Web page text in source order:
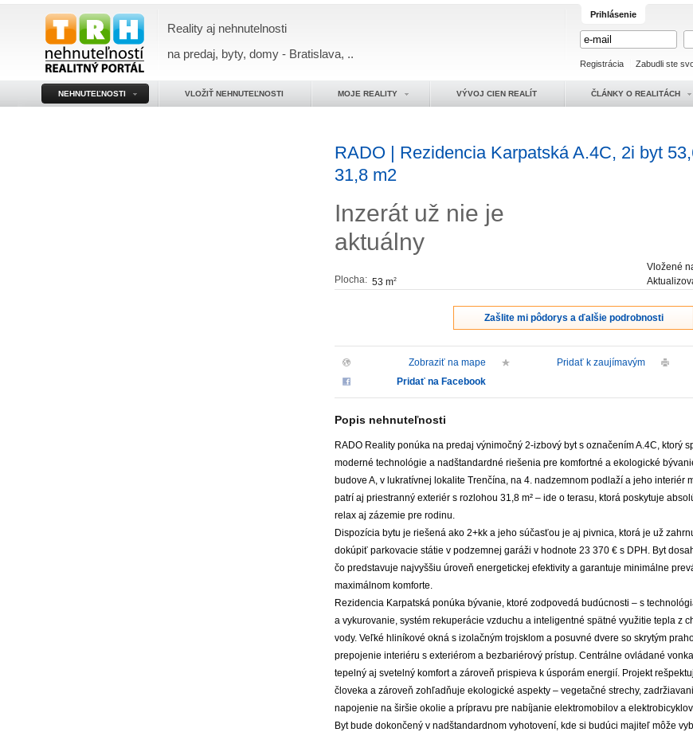
Reality aj nehnutelnosti
na predaj, byty, domy - Bratislava, ..
Prihlásenie
Registrácia Zabudli ste
NEHNUTEĽNOSTI VLOŽIŤ NEHNUTEĽNOSTI MOJE REALITY VÝVOJ CIEN REALÍT ČLÁNKY O REALITÁCH
RADO | Rezidencia Karpatská A.4C, 2i byt
31,8 m2
Inzerát už nie je
aktuálny
Plocha: 53 m2
Vložené
Zašlite mi pôdorys a ďalšie podrobnosti
Zobraziť na mape Pridať k zaujímavým
Pridať na Facebook
Popis nehnuteľnosti
RADO Reality ponúka na predaj výnimočný 2-izbový byt s označením A.4C, ktorý
moderné technológie a nadštandardné riešenia pre komfortné a ekologické
budove A, v lukratívnej lokalite Trenčína, na 4. nadzemnom podlaží a jeho interiér
patrí aj priestranný exteriér s rozlohou 31,8 m² – ide o terasu, ktorá poskytuje
relax aj zázemie pre rodinu.
Dispozícia bytu je riešená ako 2+kk a jeho súčasťou je aj pivnica, ktorá je už
dokúpiť parkovacie státie v podzemnej garáži v hodnote 23 370 € s DPH. Byt
čo predstavuje najvyššiu úroveň energetickej efektivity a garantuje minimálne
maximálnom komforte.
Rezidencia Karpatská ponúka bývanie, ktoré zodpovedá budúcnosti – s
a vykurovanie, systém rekuperácie vzduchu a inteligentné spätné využitie tepla z
vody. Veľké hliníkové okná s izolačným trojsklom a posuvné dvere so skrytým
prepojenie interiéru s exteriérom a bezbariérový prístup. Centrálne ovládané
tepelný aj svetelný komfort a zároveň prispieva k úsporám energií. Projekt
človeka a zároveň zohľadňuje ekologické aspekty – vegetačné strechy,
napojenie na širšie okolie a prípravu pre nabíjanie elektromobilov a
Byt bude dokončený v nadštandardnom vyhotovení, kde si budúci majiteľ môže